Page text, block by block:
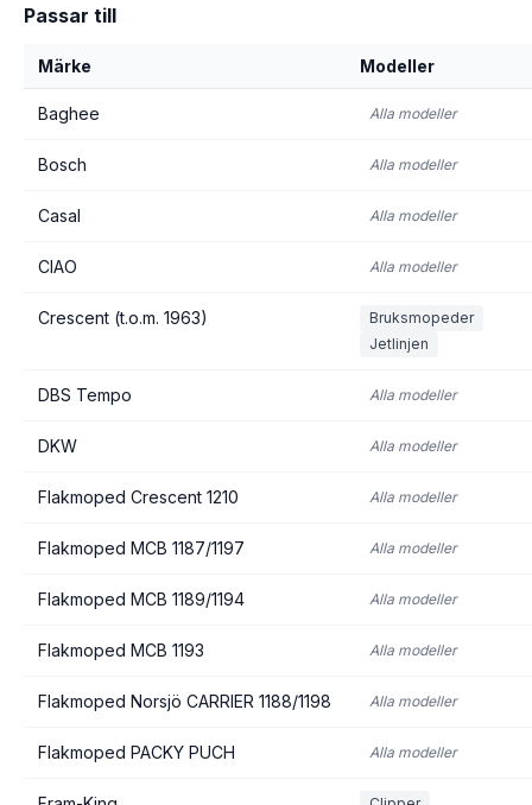
Passar till
Märke Modeller
Baghee Alla modeller
Bosch Alla modeller
Casal Alla modeller
CIAO Alla modeller
Crescent (t.o.m. 1963)
Bruksmopeder
Jetlinjen
DBS Tempo Alla modeller
DKW Alla modeller
Flakmoped Crescent 1210 Alla modeller
Flakmoped MCB 1187/1197 Alla modeller
Flakmoped MCB 1189/1194 Alla modeller
Flakmoped MCB 1193 Alla modeller
Flakmoped Norsjö CARRIER 1188/1198 Alla modeller
Flakmoped PACKY PUCH Alla modeller